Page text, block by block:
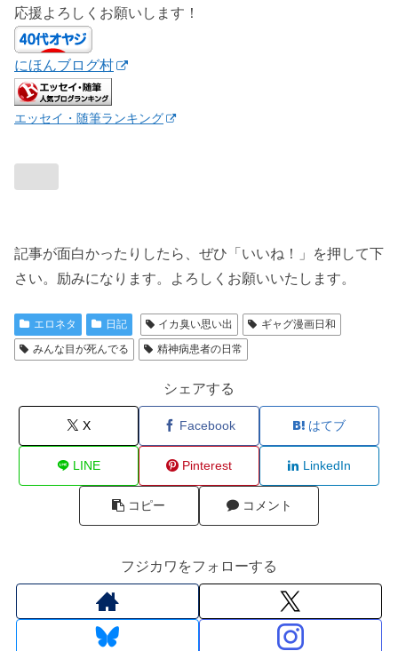
応援よろしくお願いします！
にほんブログ村
エッセイ・随筆ランキング
記事が面白かったりしたら、ぜひ「いいね！」を押して下
さい。励みになります。よろしくお願いいたします。
エロネタ 日記 イカ臭い思い出
ギャグ漫画日和
みんな目が死んでる
精神病患者の日常
シェアする
X Facebook はてブ
LINE Pinterest LinkedIn
コピー コメント
フジカワをフォローする